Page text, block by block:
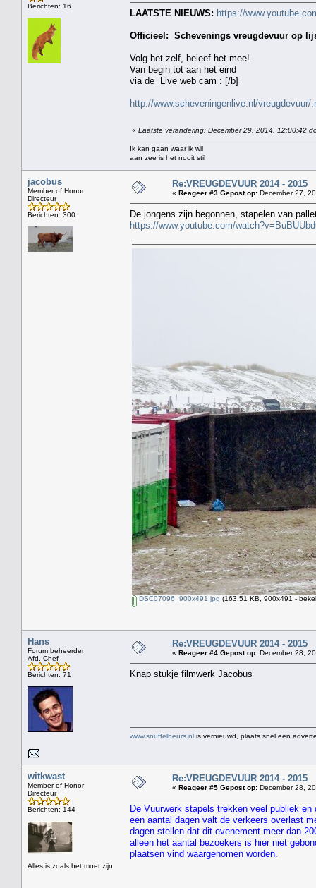
Berichten: 16
LAATSTE NIEUWS: https://
Officieel: Schevenings vreugdevuur op
Volg het zelf, beleef het mee!
Van begin tot aan het eind
via de Live web cam : [/b]
http://www.scheveningenlive.nl/vreugdevuur/
« Laatste verandering: December 29, 2014, 12:00:42
Ik kan gaan waar ik wil
aan zee is het nooit stil
jacobus
Member of Honor
Directeur
Berichten: 300
Re:VREUGDEVUUR 2014 - 2015
« Reageer #3 Gepost op: December 27,
De jongens zijn begonnen, stapelen van
https://www.youtube.com/
DSC07096_900x491.jpg (163.51 KB, 900x491 -
Hans
Forum beheerder
Afd. Chef
Berichten: 71
Re:VREUGDEVUUR 2014 - 2015
« Reageer #4 Gepost op: December 28,
Knap stukje filmwerk Jacobus
www.snuffelbeurs.nl is vernieuwd, plaats snel een
witkwast
Member of Honor
Directeur
Berichten: 144
Alles is zoals het moet zijn
Re:VREUGDEVUUR 2014 - 2015
« Reageer #5 Gepost op: December 28,
De Vuurwerk stapels trekken veel publiek
een aantal dagen valt de verkeers overlast
dagen stellen dat dit evenement meer dan
alleen het aantal bezoekers is hier niet
plaatsen vind waargenomen worden.